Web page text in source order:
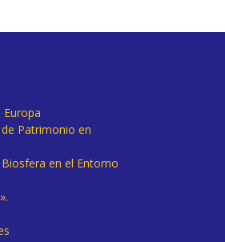
Europa
Patrimonio en
en el Entorno